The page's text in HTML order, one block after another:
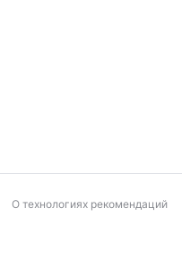
О технологиях рекомендаций